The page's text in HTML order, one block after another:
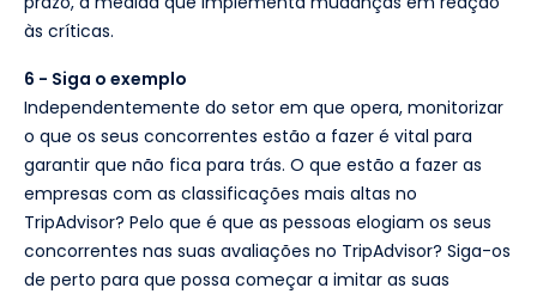
às críticas.
6 - Siga o exemplo
Independentemente do setor em que opera, monitorizar
o que os seus concorrentes estão a fazer é vital para
garantir que não fica para trás. O que estão a fazer as
empresas com as classificações mais altas no
TripAdvisor? Pelo que é que as pessoas elogiam os seus
concorrentes nas suas avaliações no TripAdvisor? Siga-os
de perto para que possa começar a imitar as suas